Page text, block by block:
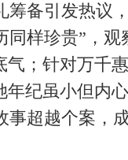
筹备引发热议
同样珍贵”，
气；针对万千
年纪虽小但内
事超越个案，